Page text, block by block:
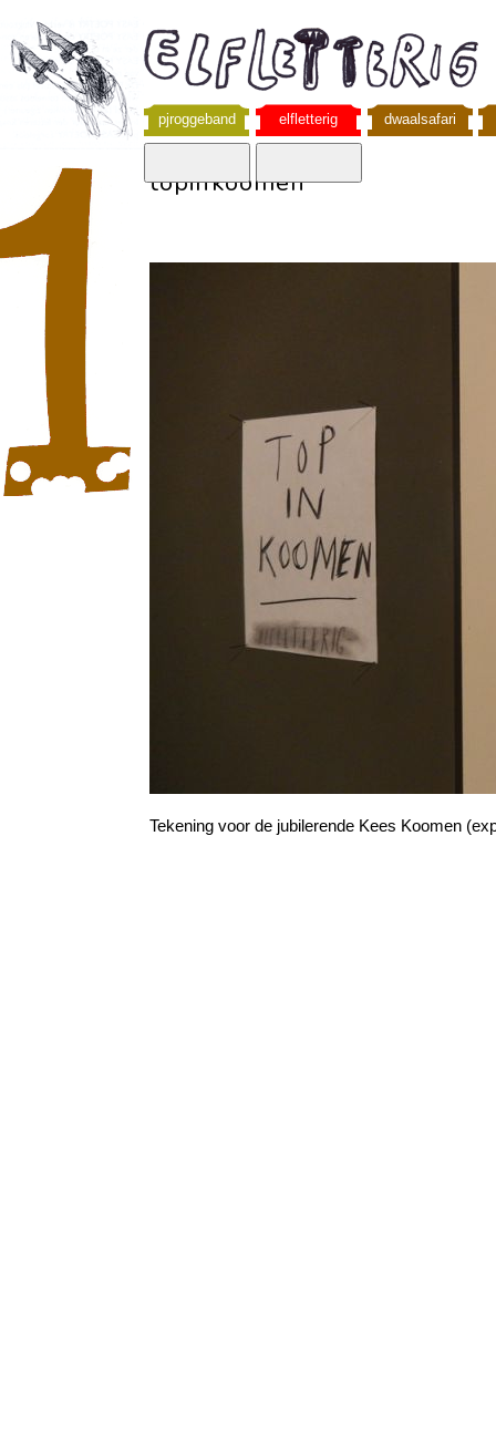
pjroggeband elfletterig dwaalsafari
topinkoomen
Tekening voor de jubilerende Kees Koomen